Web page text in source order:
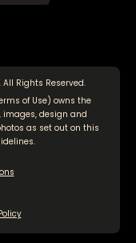
Rights Reserved.
of Use) owns the
images, design and
as set out on this